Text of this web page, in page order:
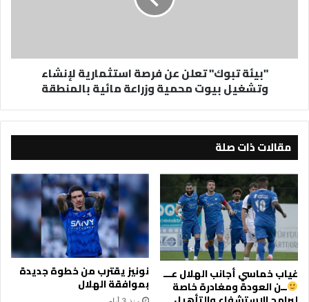
بيوت
بالمنطقة
"بيئة تبوك" تعلن عن فرصة استثمارية لإنشاء
وتشغيل بيوت محمية وزراعة مائية بالمنطقة
مقالات ذات صلة
غياب خماسي أجانب الهلال عـــ
ــن العودة ومغادرة خاصة
نونيز يقترب من خطوة جديدة
بموافقة الهلال